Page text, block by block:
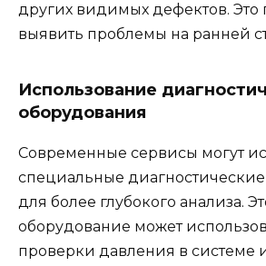
других видимых дефектов. Это
выявить проблемы на ранней
Использование
оборудования
Современные сервисы могут
специальные
для более глубокого анализа.
оборудование может
проверки давления в системе